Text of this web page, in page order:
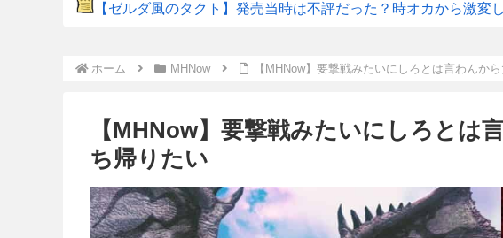
【ゼルダ風のタクト】発売当時は不評だった？時オカから激変
ホーム MHNow 【MHNow】要撃戦みたいにしろとは言わんか
【MHNow】要撃戦みたいにしろとは
ち帰りたい